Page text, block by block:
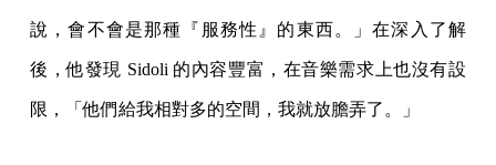
說，會不會是那種『服務性』的東西。」在深入了解
後，他發現 Sidoli 的內容豐富，在音樂需求上也沒有設
限，「他們給我相對多的空間，我就放膽弄了。」